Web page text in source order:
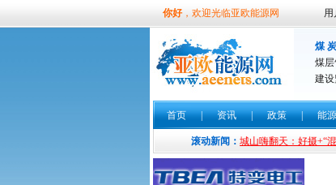
你好，欢迎光临亚欧能源网 用
煤
煤
建设
首页 | 资讯 | 政策 | 能
滚动新闻：
四川宜宾石城山嗨翻天：好摄+“混帐